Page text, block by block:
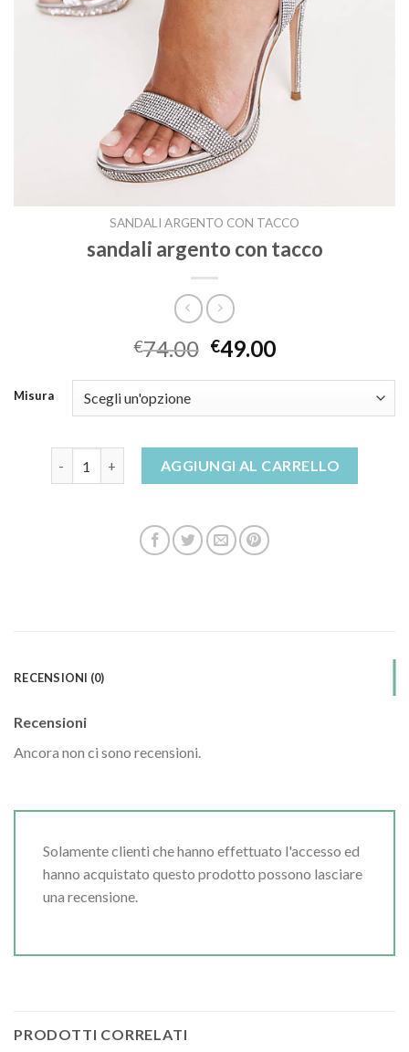
SANDALI ARGENTO CON TACCO
sandali argento con tacco
€74.00 €49.00
Misura
AGGIUNGI AL CARRELLO
RECENSIONI (0)
Recensioni
Ancora non ci sono recensioni.
Solamente clienti che hanno effettuato l'accesso ed
hanno acquistato questo prodotto possono lasciare
una recensione.
PRODOTTI CORRELATI